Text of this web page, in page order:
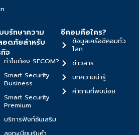
บรักษาความ
อดภัยสำหรับ
จ
ทำไมต้อง SECOM?
Smart Security
Business
Smart Security
Premium
บริการฟังก์ชันเสริม
ลงทะเบียนรับคำ
ซีคอมคือใคร?
ข้อมูลเครือซีคอมทั่ว
โลก
ข่าวสาร
บทความน่ารู้
คำถามที่พบบ่อย